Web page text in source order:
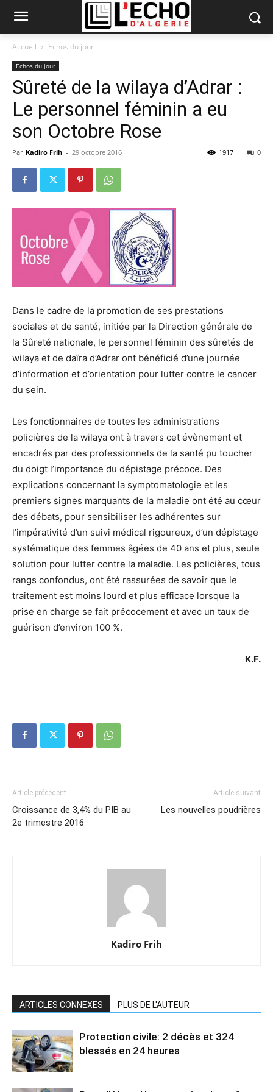
Accueil Echos du jour
Echos du jour
Sûreté de la wilaya d’Adrar :
Le personnel féminin a eu
son Octobre Rose
Par Kadiro Frih - 29 octobre 2016 0
1917
Dans le cadre de la promotion de ses prestations
sociales et de santé, initiée par la Direction générale de
la Sûreté nationale, le personnel féminin des sûretés de
wilaya et de daïra d’Adrar ont bénéficié d’une journée
d’information et d’orientation pour lutter contre le cancer
du sein.
Les fonctionnaires de toutes les administrations
policières de la wilaya ont à travers cet évènement et
encadrés par des professionnels de la santé pu toucher
du doigt l’importance du dépistage précoce. Des
explications concernant la symptomatologie et les
premiers signes marquants de la maladie ont été au cœur
des débats, pour sensibiliser les adhérentes sur
l’impérativité d’un suivi médical rigoureux, d’un dépistage
systématique des femmes âgées de 40 ans et plus, seule
solution pour lutter contre la maladie. Les policières, tous
rangs confondus, ont été rassurées de savoir que le
traitement est moins lourd et plus efficace lorsque la
prise en charge se fait précocement et avec un taux de
guérison d’environ 100 %.
K.F.
Article précédent
Croissance de 3,4% du PIB au
2e trimestre 2016
Article suivant
Les nouvelles poudrières
Kadiro Frih
ARTICLES CONNEXES PLUS DE L'AUTEUR
Protection civile: 2 décès et 324
blessés en 24 heures